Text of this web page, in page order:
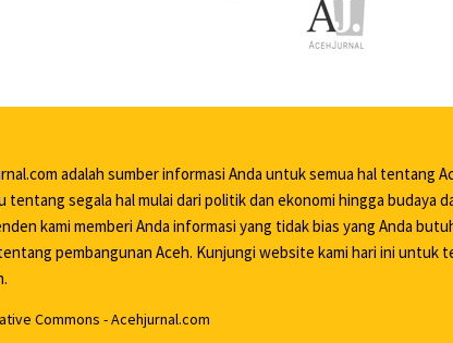
adalah sumber informasi Anda untuk semua hal tentang
tentang segala hal mulai dari politik dan ekonomi hingga budaya
kami memberi Anda informasi yang tidak bias yang Anda
pembangunan Aceh. Kunjungi website kami hari ini untuk
Commons - Acehjurnal.com